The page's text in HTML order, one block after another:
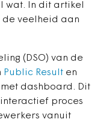
wat. In dit artikel
de veelheid aan
(DSO) van de
Public Result en
dashboard. Dit
proces
vanuit